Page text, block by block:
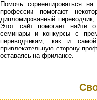
Помочь сориентироваться
профессии помогают
дипломированный
Этот сайт помогает найти
семинары и конкурсы с
переводчикам, как и
привлекательную сторону
оставаясь на фрилансе.
.